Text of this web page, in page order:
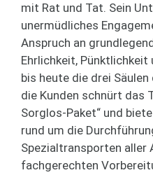
mit Rat und Tat. Sein
unermüdliches
Anspruch an
Ehrlichkeit,
bis heute die drei
die Kunden schnürt das
Sorglos-Paket“ und
rund um die
Spezialtransporten aller
fachgerechten